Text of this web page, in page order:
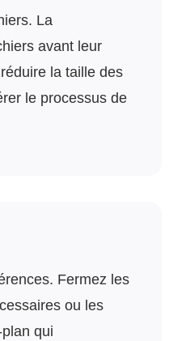
La
avant leur
la taille des
le processus de
Fermez les
ou les
qui